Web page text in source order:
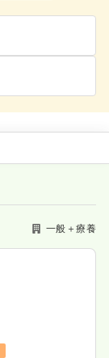
一般＋療養